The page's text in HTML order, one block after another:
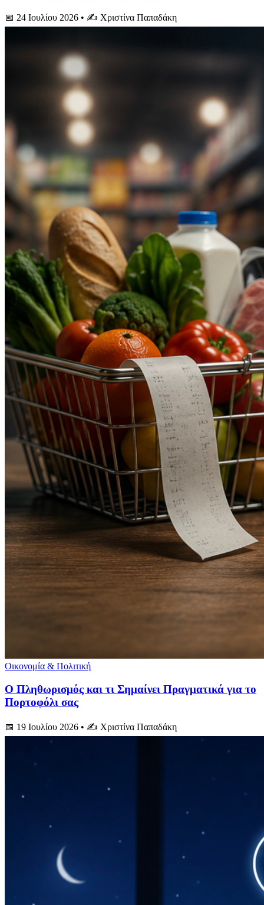
📅 24 Ιουλίου 2026 • ✍️ Χριστίνα Παπαδάκη
Οικονομία & Πολιτική
Ο Πληθωρισμός και τι Σημαίνει Πραγματικά για το
Πορτοφόλι σας
📅 19 Ιουλίου 2026 • ✍️ Χριστίνα Παπαδάκη